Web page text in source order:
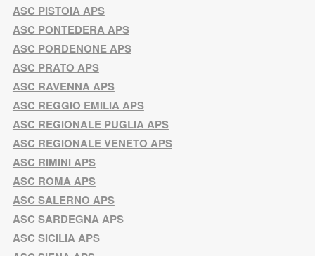
ASC PISTOIA APS
ASC PONTEDERA APS
ASC PORDENONE APS
ASC PRATO APS
ASC RAVENNA APS
ASC REGGIO EMILIA APS
ASC REGIONALE PUGLIA APS
ASC REGIONALE VENETO APS
ASC RIMINI APS
ASC ROMA APS
ASC SALERNO APS
ASC SARDEGNA APS
ASC SICILIA APS